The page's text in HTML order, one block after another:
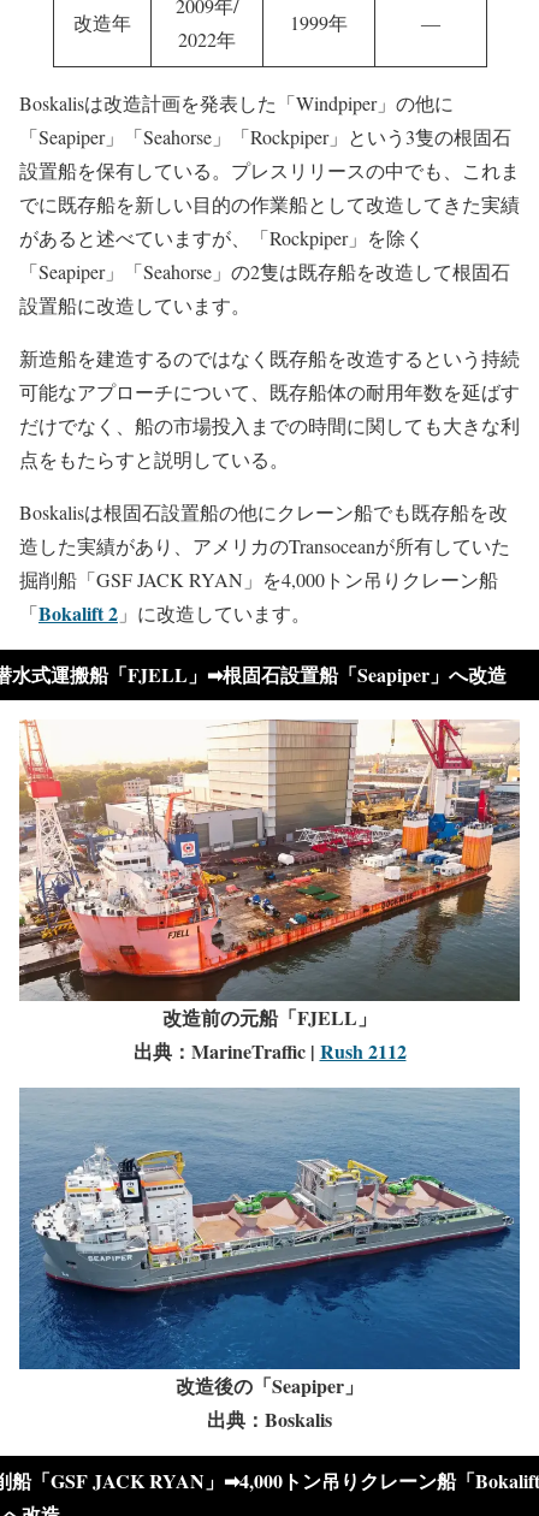
改造年
2009年/
2022年
1999年 ―
Boskalisは改造計画を発表した「Windpiper」の他に
「Seapiper」「Seahorse」「Rockpiper」という3隻の根固石
設置船を保有している。プレスリリースの中でも、これま
でに既存船を新しい目的の作業船として改造してきた実績
があると述べていますが、「Rockpiper」を除く
「Seapiper」「Seahorse」の2隻は既存船を改造して根固石
設置船に改造しています。
新造船を建造するのではなく既存船を改造するという持続
可能なアプローチについて、既存船体の耐用年数を延ばす
だけでなく、船の市場投入までの時間に関しても大きな利
点をもたらすと説明している。
Boskalisは根固石設置船の他にクレーン船でも既存船を改
造した実績があり、アメリカのTransoceanが所有していた
掘削船「GSF JACK RYAN」を4,000トン吊りクレーン船
「Bokalift 2 」に改造しています。
水式運搬船「FJELL」➡根固石設置船「Seapiper」へ改造
改造前の元船「FJELL」
出典：MarineTraffic | Rush 2112
改造後の「Seapiper」
出典：Boskalis
船「GSF JACK RYAN」➡4,000トン吊りクレーン船「Bokalift